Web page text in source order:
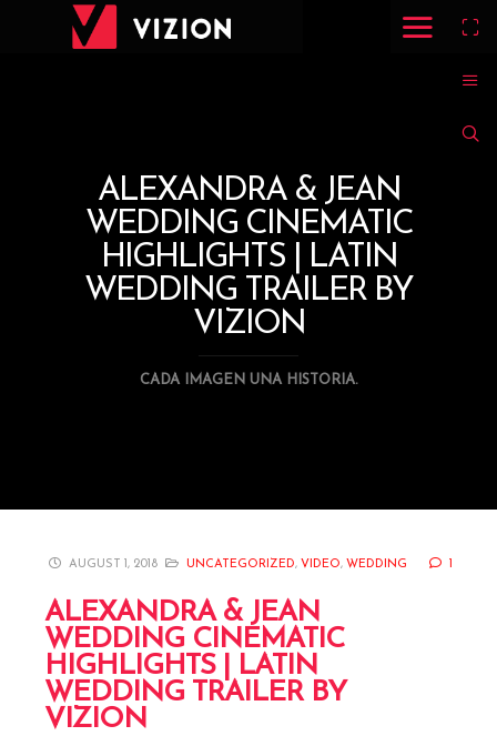
ALEXANDRA & JEAN
WEDDING CINEMATIC
HIGHLIGHTS | LATIN
WEDDING TRAILER BY
VIZION
CADA IMAGEN UNA HISTORIA.
AUGUST 1, 2018 UNCATEGORIZED, VIDEO, WEDDING
ALEXANDRA & JEAN
WEDDING CINEMATIC
HIGHLIGHTS | LATIN
WEDDING TRAILER BY
VIZION